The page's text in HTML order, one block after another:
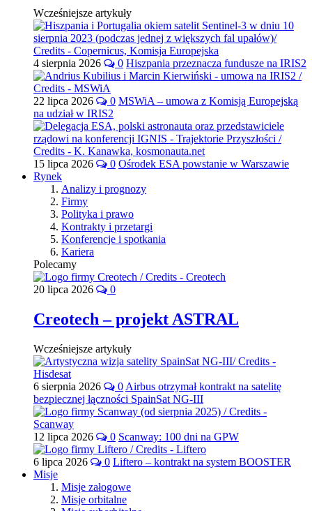
Wcześniejsze artykuły
4 sierpnia 2026 0 Hiszpania przeznacza fundusze na IRIS2
22 lipca 2026 0 MSWiA – umowa z Komisją Europejską
na udział w IRIS2
15 lipca 2026 0 Ośrodek ESA powstanie w Warszawie
Rynek
Analizy i prognozy
Firmy
Polityka i prawo
Kontrakty i przetargi
Konferencje i spotkania
Kariera
Polecamy
20 lipca 2026 0
Creotech – projekt ASTRAL
Wcześniejsze artykuły
6 sierpnia 2026 0 Airbus otrzymał kontrakt na satelitę
bezpiecznej łączności SpainSat NG-III
12 lipca 2026 0 Scanway: 100 dni na GPW
6 lipca 2026 0 Liftero – kontrakt na system BOOSTER
Misje
Misje załogowe
Misje orbitalne